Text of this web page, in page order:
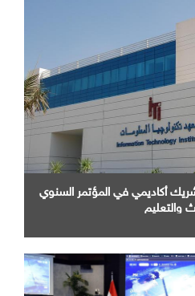
أكاديمي في المؤتمر السنوي
والتعليم